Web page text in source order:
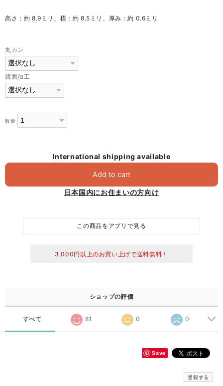
高さ：約 8.9ミリ、横：約 8.5ミリ、厚み：約 0.6ミリ
丸カン
鏡面加工
数量
International shipping available
Add to cart
日本国内にお住まいの方向け
この商品をアプリで見る
3,000円以上のお買い上げで送料無料！
ショップの評価
すべて 81 0 0
Save
通報する